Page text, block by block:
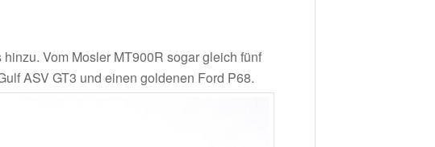
Vom Mosler MT900R sogar gleich fünf
ASV GT3 und einen goldenen Ford P68.